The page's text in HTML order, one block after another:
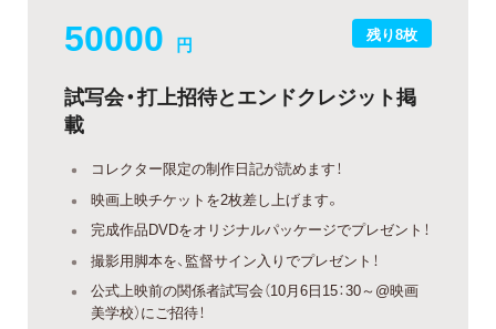
残り8枚
50000 円
試写会・打上招待とエンドクレジット掲
載
コレクター限定の制作日記が読めます！
映画上映チケットを2枚差し上げます。
完成作品DVDをオリジナルパッケージでプレゼント！
撮影用脚本を、監督サイン入りでプレゼント！
公式上映前の関係者試写会（10月6日15：30～@映画
美学校）にご招待！